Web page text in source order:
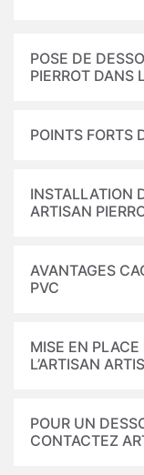
POSE DE
PIERROT DANS
POINTS FORTS
INSTALLATION
ARTISAN
AVANTAGES
PVC
MISE EN
L’ARTISAN
POUR UN
CONTACTEZ